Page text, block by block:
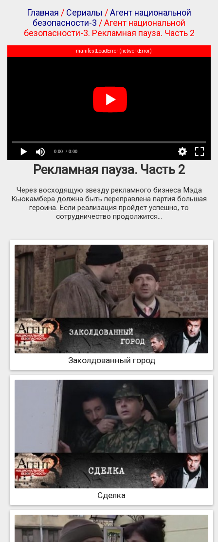
Главная / Сериалы /Агент национальной
безопасности-3 / Агент национальной
безопасности-3. Рекламная пауза. Часть 2
0:00 / 0:00
manifestLoadError (networkError)
Рекламная пауза. Часть 2
Через восходящую звезду рекламного бизнеса Мэда
Кьюкамбера должна быть переправлена партия большая
героина. Если реализация пройдет успешно, то
сотрудничество продолжится...
Заколдованный город
Сделка